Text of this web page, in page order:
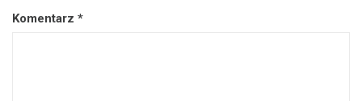
Komentarz *